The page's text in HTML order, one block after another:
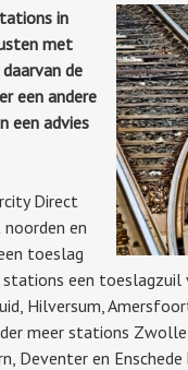
in
met
de
een andere
een advies
Direct
en
toeslag
een toeslagzuil
Hilversum,
meer stations Zwolle,
Deventer en Enschede